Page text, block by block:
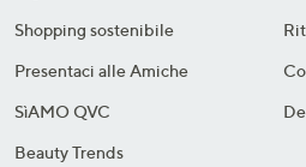
Shopping sostenibile​
Presentaci alle Amiche
SìAMO QVC
Beauty Trends